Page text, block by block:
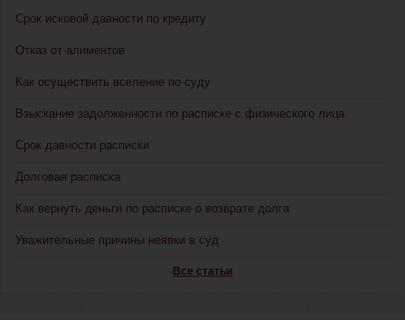
Срок исковой давности по кредиту
Отказ от алиментов
Как осуществить вселение по суду
Взыскание задолженности по расписке с физического лица
Срок давности расписки
Долговая расписка
Как вернуть деньги по расписке о возврате долга
Уважительные причины неявки в суд
Все статьи